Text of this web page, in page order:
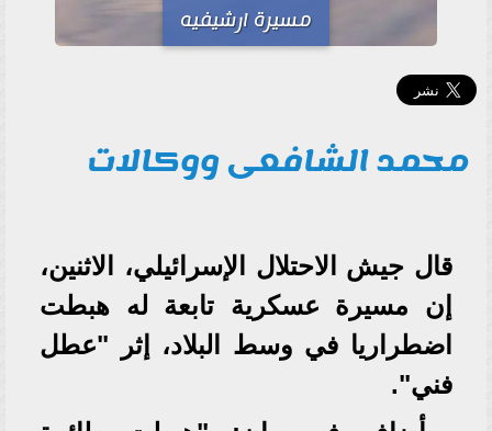
مسيرة ارشيفيه
محمد الشافعى ووكالات
قال جيش الاحتلال الإسرائيلي، الاثنين،
إن مسيرة عسكرية تابعة له هبطت
اضطراريا في وسط البلاد، إثر "عطل
فني".